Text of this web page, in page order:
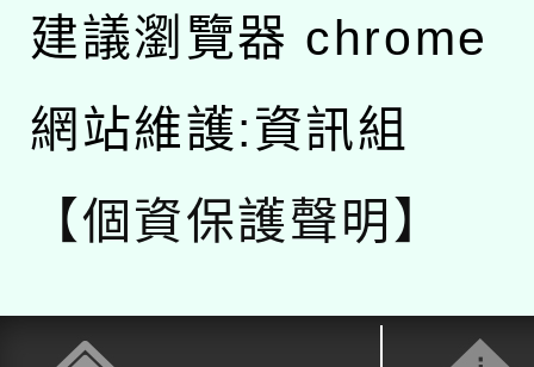
建議瀏覽器 chrome
網站維護:資訊組
【個資保護聲明】